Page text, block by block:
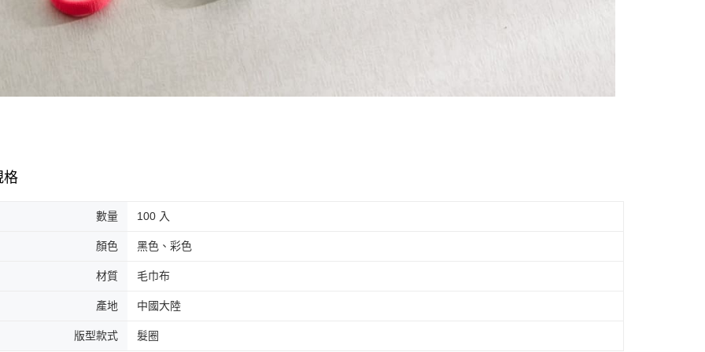
格
數量 100 入
顏色 黑色、彩色
材質 毛巾布
產地 中國大陸
版型款式 髮圈